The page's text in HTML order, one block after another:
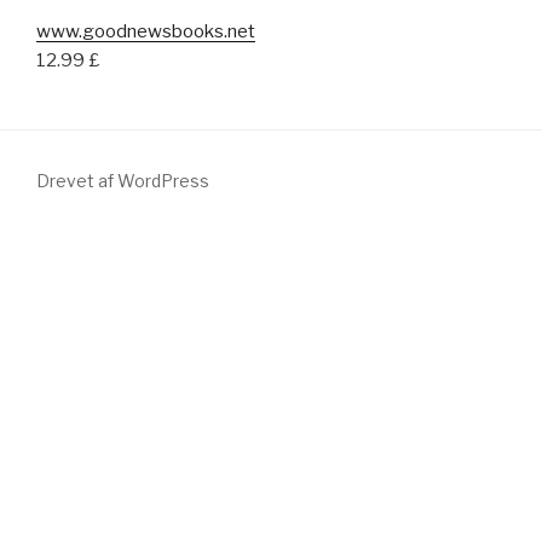
www.goodnewsbooks.net
12.99 £
Drevet af WordPress